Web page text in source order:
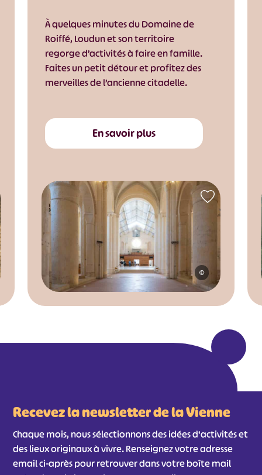
À quelques minutes du Domaine de
Roiffé, Loudun et son territoire
regorge d’activités à faire en famille.
Faites un petit détour et profitez des
merveilles de l’ancienne citadelle.
En savoir plus
©
Recevez la newsletter de la Vienne
Chaque mois, nous sélectionnons des idées d'activités et
des lieux originaux à vivre. Renseignez votre adresse
email ci-après pour retrouver dans votre boîte mail